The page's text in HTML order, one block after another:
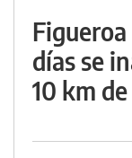
días se
10 km